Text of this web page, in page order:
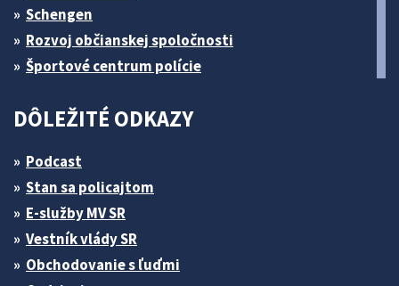
Schengen
Rozvoj občianskej spoločnosti
Športové centrum polície
DÔLEŽITÉ ODKAZY
Podcast
Stan sa policajtom
E-služby MV SR
Vestník vlády SR
Obchodovanie s ľuďmi